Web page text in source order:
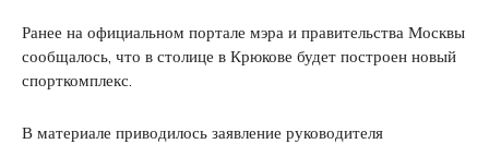
Ранее на официальном портале мэра и правительства Москвы
сообщалось, что в столице в Крюкове будет построен новый
спорткомплекс.
В материале приводилось заявление руководителя